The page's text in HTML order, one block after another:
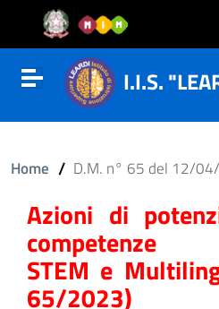
Vai al contenuto
Vail al menu di navigazione
Vai al footer
Attiva disattiva la
I.I.S.
Home /
Azioni di
competenze
STEM e
65/2023)